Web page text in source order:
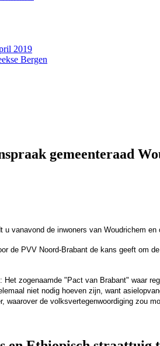
2019
Bergen
gemeenteraad
u vanavond de inwoners van Woudrichem
de PVV Noord-Brabant de kans geeft om
zogenaamde "Pact van Brabant" waar
niet nodig hoeven zijn, want
de volksvertegenwoordiging zou